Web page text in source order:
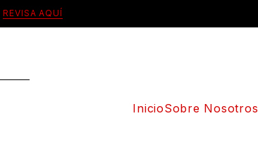
REVISA AQUÍ
InicioSobre Nosotros